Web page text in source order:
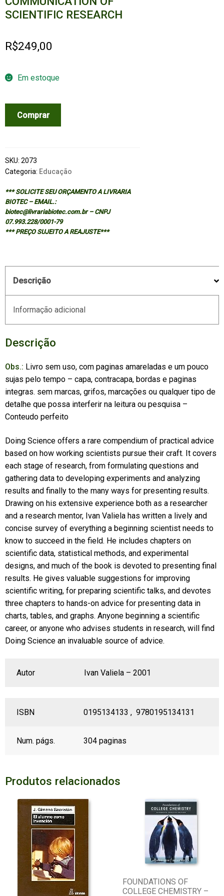
SCIENTIFIC RESEARCH
R$249,00
Em estoque
SCIENCE
ANALYSIS,
AND
SCIENTIFIC
RESEARCH
quantidade
Comprar
SKU: 2073
Categoria: Educação
*** SOLICITE SEU ORÇAMENTO A LIVRARIA
BIOTEC – EMAIL.:
biotec@livrariabiotec.com.br – CNPJ
07.993.228/0001-79
*** PREÇO SUJEITO A REAJUSTE***
Descrição
Informação adicional
Descrição
Obs.: Livro sem uso, com paginas amareladas e um pouco
sujas pelo tempo – capa, contracapa, bordas e paginas
integras. sem marcas, grifos, marcações ou qualquer tipo de
detalhe que possa interferir na leitura ou pesquisa –
Conteudo perfeito
Doing Science offers a rare compendium of practical advice
based on how working scientists pursue their craft. It covers
each stage of research, from formulating questions and
gathering data to developing experiments and analyzing
results and finally to the many ways for presenting results.
Drawing on his extensive experience both as a researcher
and a research mentor, Ivan Valiela has written a lively and
concise survey of everything a beginning scientist needs to
know to succeed in the field. He includes chapters on
scientific data, statistical methods, and experimental
designs, and much of the book is devoted to presenting final
results. He gives valuable suggestions for improving
scientific writing, for preparing scientific talks, and devotes
three chapters to hands-on advice for presenting data in
charts, tables, and graphs. Anyone beginning a scientific
career, or anyone who advises students in research, will find
Doing Science an invaluable source of advice.
Autor Ivan Valiela – 2001
ISBN 0195134133 , 9780195134131
Num. págs. 304 paginas
Produtos relacionados
FOUNDATIONS OF
COLLEGE CHEMISTRY –